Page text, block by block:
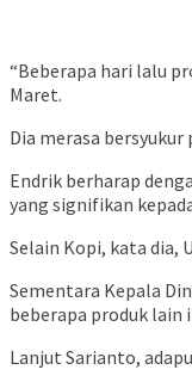
“Beberapa hari lalu
Maret.
Dia merasa
Endrik berharap
yang signifikan
Selain Kopi, kata dia,
Sementara Kepala
beberapa produk lain
Lanjut Sarianto,